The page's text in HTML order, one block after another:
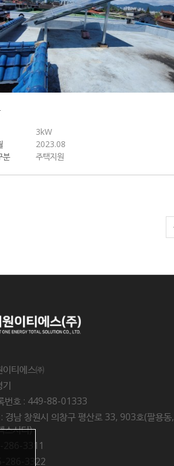
3kW
2023.08
분
주택지원
이티에스㈜
기
번호 : 449-88-01333
경남 창원시 의창구 평산로 33, 903호(팔용동,
스시티)
286-3311
286-3322